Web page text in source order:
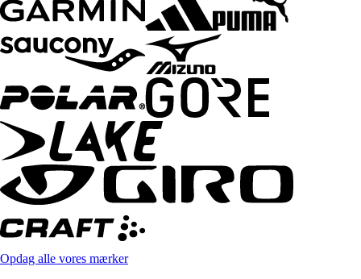
Opdag alle vores mærker